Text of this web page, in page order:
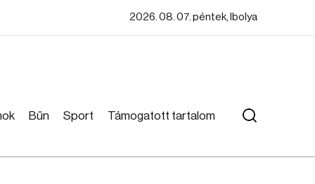
2026. 08. 07. péntek, Ibolya
Bűn Sport Támogatott tartalom